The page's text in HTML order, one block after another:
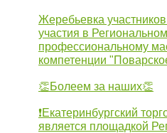
Жеребьевка
участия в
профессиональному
компетенции
👏Болеем за наших👏
❗Екатеринбургский
является площадкой